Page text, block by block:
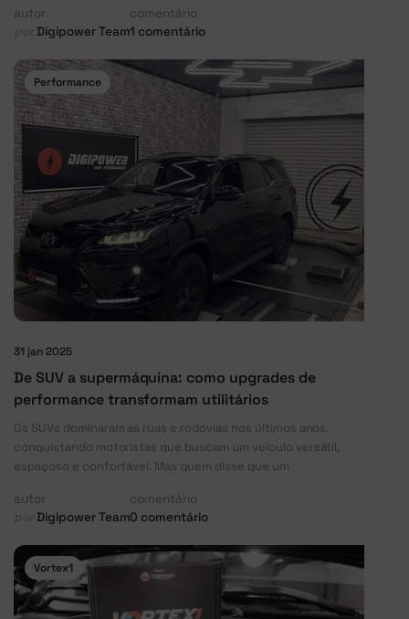
autor
Digipower Team
comentário
1 comentário
Performance
31 jan 2025
De SUV a supermáquina: como upgrades de
performance transformam utilitários
Os SUVs dominaram as ruas e rodovias nos últimos anos,
conquistando motoristas que buscam um veículo versátil,
espaçoso e confortável. Mas quem disse que um
autor
Digipower Team
comentário
0 comentário
Vortex1